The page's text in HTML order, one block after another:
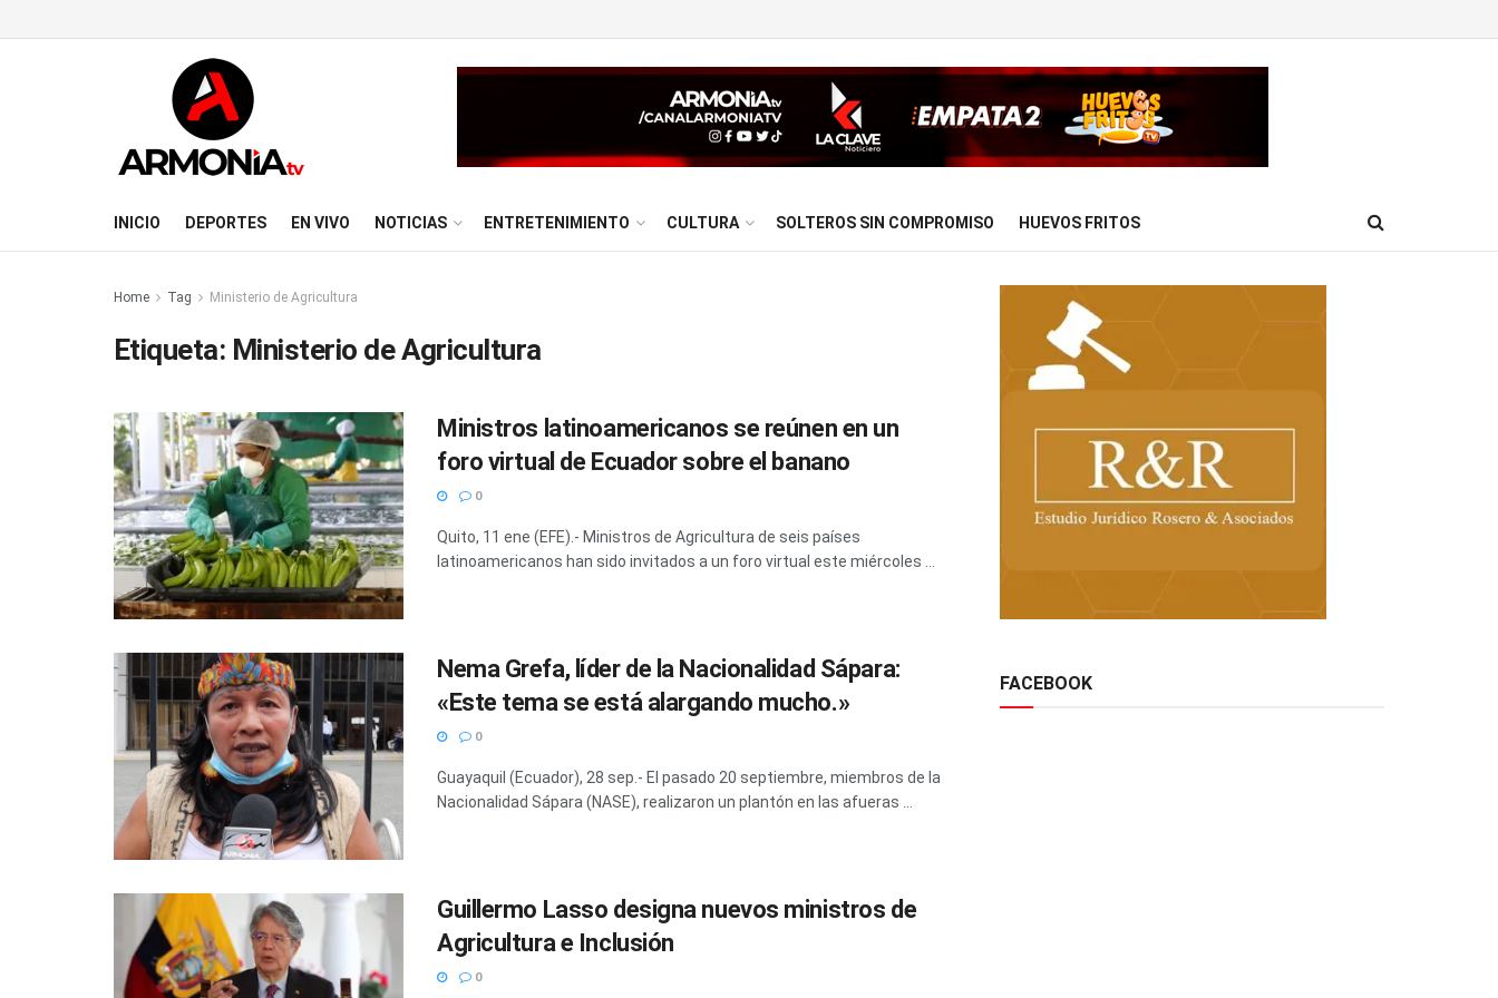
INICIO DEPORTES EN VIVO NOTICIAS ENTRETENIMIENTO CULTURA SOLTEROS SIN COMPROMISO HUEVOS FRITOS
Home Tag Ministerio de Agricultura
Etiqueta: Ministerio de Agricultura
Ministros latinoamericanos se reúnen en un
foro virtual de Ecuador sobre el banano
0
Quito, 11 ene (EFE).- Ministros de Agricultura de seis países
latinoamericanos han sido invitados a un foro virtual este miércoles ...
Nema Grefa, líder de la Nacionalidad Sápara:
«Este tema se está alargando mucho.»
0
Guayaquil (Ecuador), 28 sep.- El pasado 20 septiembre, miembros de la
Nacionalidad Sápara (NASE), realizaron un plantón en las afueras ...
Guillermo Lasso designa nuevos ministros de
Agricultura e Inclusión
0
FACEBOOK